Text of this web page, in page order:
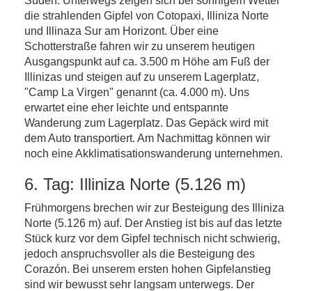
die strahlenden Gipfel von Cotopaxi, Illiniza Norte
und Illinaza Sur am Horizont. Über eine
Schotterstraße fahren wir zu unserem heutigen
Ausgangspunkt auf ca. 3.500 m Höhe am Fuß der
Illinizas und steigen auf zu unserem Lagerplatz,
"Camp La Virgen" genannt (ca. 4.000 m). Uns
erwartet eine eher leichte und entspannte
Wanderung zum Lagerplatz. Das Gepäck wird mit
dem Auto transportiert. Am Nachmittag können wir
noch eine Akklimatisationswanderung unternehmen.
6. Tag: Illiniza Norte (5.126 m)
Frühmorgens brechen wir zur Besteigung des Illiniza
Norte (5.126 m) auf. Der Anstieg ist bis auf das letzte
Stück kurz vor dem Gipfel technisch nicht schwierig,
jedoch anspruchsvoller als die Besteigung des
Corazón. Bei unserem ersten hohen Gipfelanstieg
sind wir bewusst sehr langsam unterwegs. Der